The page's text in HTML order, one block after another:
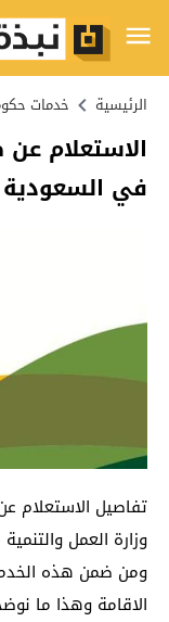
الرئيسية خدمات
الاستعلام
في
تفاصيل الاستعلام
وزارة العمل
ومن ضمن هذه
الاقامة وهذا ما